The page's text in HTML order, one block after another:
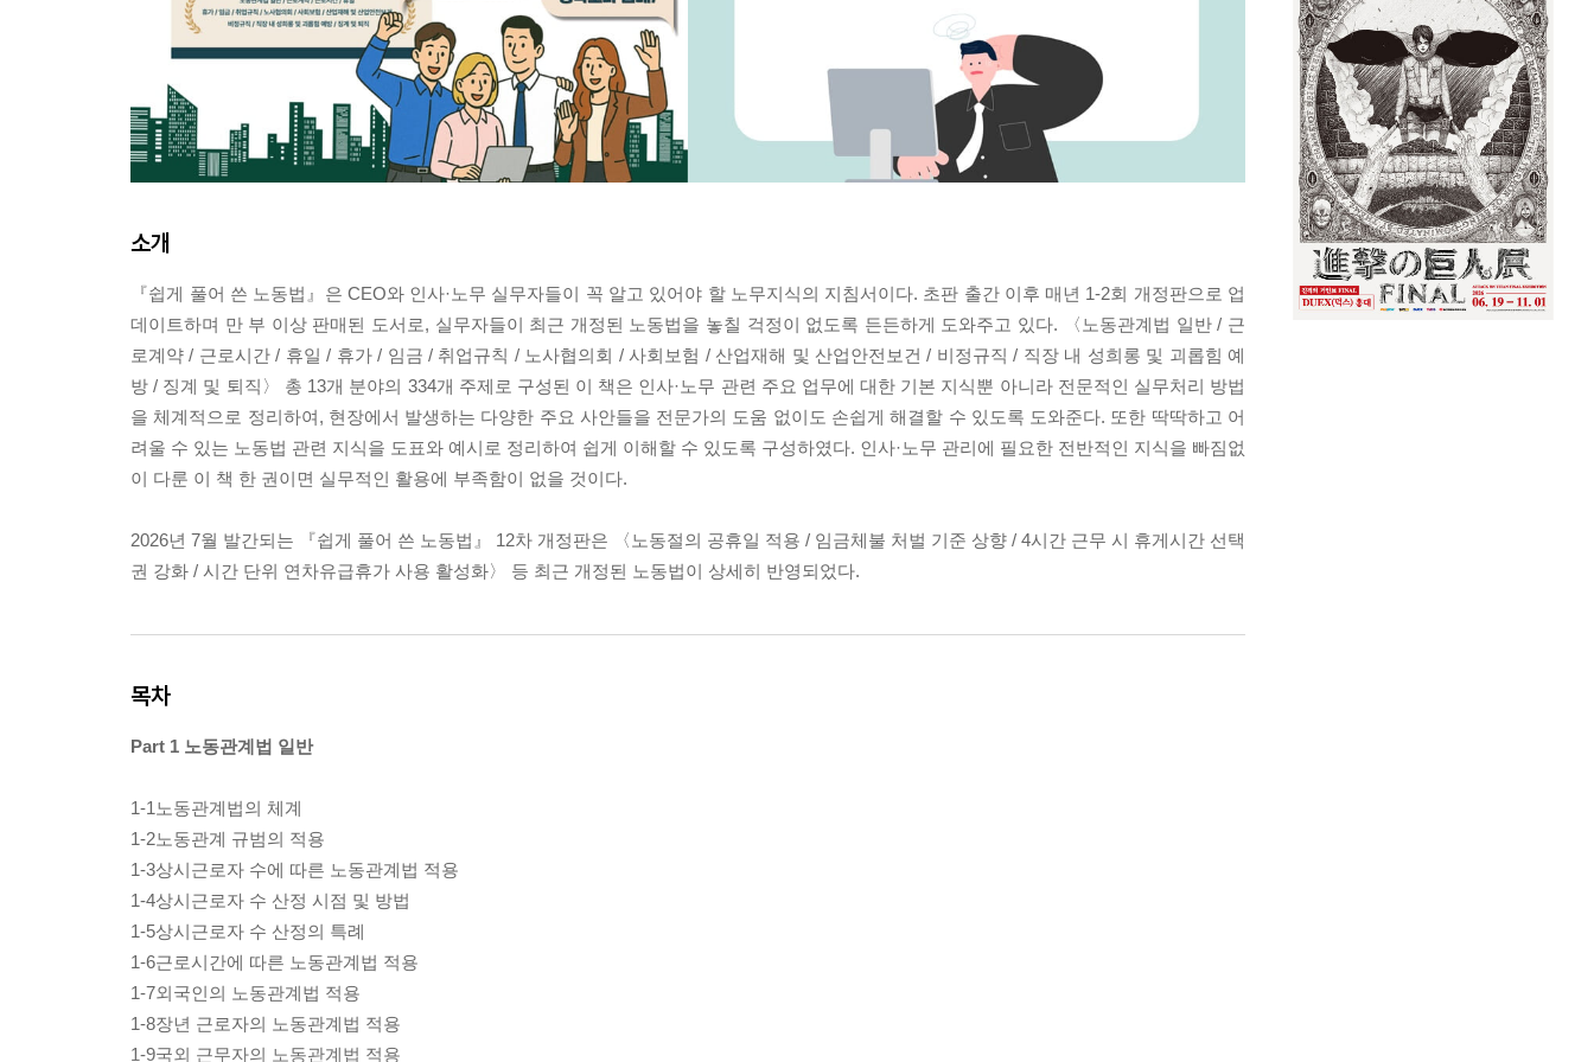
소개
『쉽게 풀어 쓴 노동법』은 CEO와 인사·노무 실무자들이 꼭 알고 있어야 할 노무지식의 지침서이다. 초판 출간 이후 매년 1-2회 개정판으로 업
데이트하며 만 부 이상 판매된 도서로, 실무자들이 최근 개정된 노동법을 놓칠 걱정이 없도록 든든하게 도와주고 있다. 〈노동관계법 일반 / 근
로계약 / 근로시간 / 휴일 / 휴가 / 임금 / 취업규칙 / 노사협의회 / 사회보험 / 산업재해 및 산업안전보건 / 비정규직 / 직장 내 성희롱 및 괴롭힘 예
방 / 징계 및 퇴직〉 총 13개 분야의 334개 주제로 구성된 이 책은 인사·노무 관련 주요 업무에 대한 기본 지식뿐 아니라 전문적인 실무처리 방법
을 체계적으로 정리하여, 현장에서 발생하는 다양한 주요 사안들을 전문가의 도움 없이도 손쉽게 해결할 수 있도록 도와준다. 또한 딱딱하고 어
려울 수 있는 노동법 관련 지식을 도표와 예시로 정리하여 쉽게 이해할 수 있도록 구성하였다. 인사·노무 관리에 필요한 전반적인 지식을 빠짐없
이 다룬 이 책 한 권이면 실무적인 활용에 부족함이 없을 것이다.
2026년 7월 발간되는 『쉽게 풀어 쓴 노동법』 12차 개정판은 〈노동절의 공휴일 적용 / 임금체불 처벌 기준 상향 / 4시간 근무 시 휴게시간 선택
권 강화 / 시간 단위 연차유급휴가 사용 활성화〉 등 최근 개정된 노동법이 상세히 반영되었다.
목차
Part 1 노동관계법 일반
1-1노동관계법의 체계
1-2노동관계 규범의 적용
1-3상시근로자 수에 따른 노동관계법 적용
1-4상시근로자 수 산정 시점 및 방법
1-5상시근로자 수 산정의 특례
1-6근로시간에 따른 노동관계법 적용
1-7외국인의 노동관계법 적용
1-8장년 근로자의 노동관계법 적용
1-9국외 근무자의 노동관계법 적용